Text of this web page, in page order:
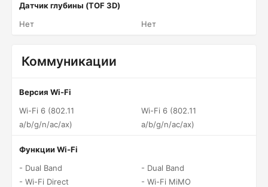
Датчик глубины (TOF 3D)
Нет
Нет
Коммуникации
Версия Wi-Fi
Wi-Fi 6 (802.11
a/b/g/n/ac/ax)
Wi-Fi 6 (802.11
a/b/g/n/ac/ax)
Функции Wi-Fi
- Dual Band
- Wi-Fi Direct
- Dual Band
- Wi-Fi MiMO